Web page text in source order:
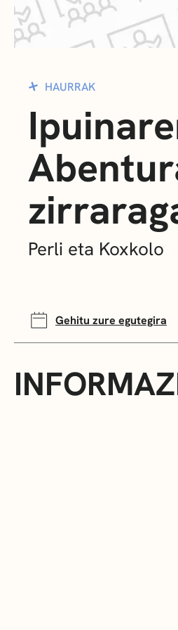
HAURRAK
Perli eta Koxkolo
Gehitu zure egutegira